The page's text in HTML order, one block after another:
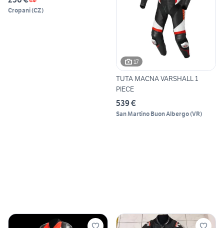
Cropani(CZ)
17
TUTA MACNA VARSHALL 1
PIECE
539 €
San Martino Buon Albergo(VR)